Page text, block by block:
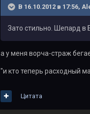
В 16.10.2012 в 17:56,
Зато стильно. Шепард в
а у меня ворча-страж
"и кто теперь расходный
Цитата